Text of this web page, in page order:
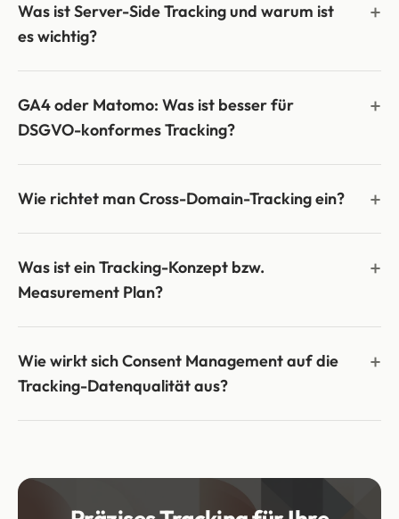
Was ist Server-Side Tracking und warum ist
es wichtig?
GA4 oder Matomo: Was ist besser für
DSGVO-konformes Tracking?
Wie richtet man Cross-Domain-Tracking ein?
Was ist ein Tracking-Konzept bzw.
Measurement Plan?
Wie wirkt sich Consent Management auf die
Tracking-Datenqualität aus?